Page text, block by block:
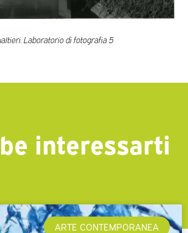
Laboratorio di fotografia 5
interessarti
ARTE CONTEMPORANEA